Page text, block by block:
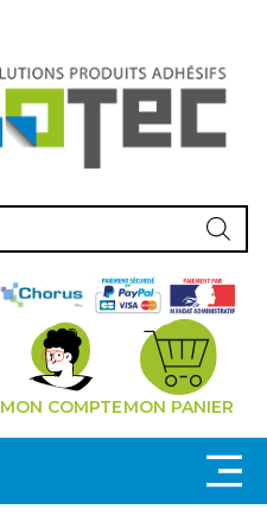
MON COMPTEMON PANIER